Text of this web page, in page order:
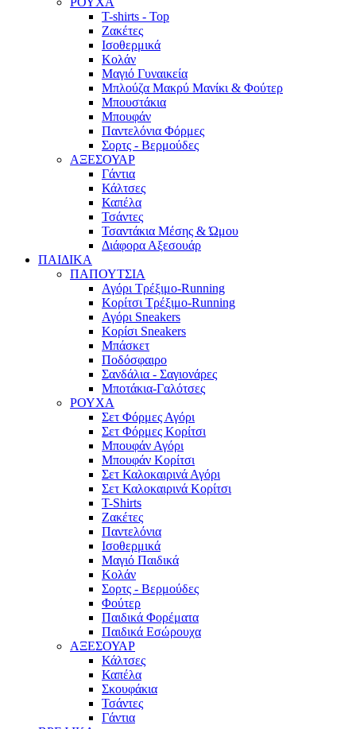
T-shirts - Top
Ζακέτες
Ισοθερμικά
Κολάν
Μαγιό Γυναικεία
Μπλούζα Μακρύ Μανίκι & Φούτερ
Μπουστάκια
Μπουφάν
Παντελόνια Φόρμες
Σορτς - Βερμούδες
ΑΞΕΣΟΥΑΡ
Γάντια
Κάλτσες
Καπέλα
Τσάντες
Τσαντάκια Μέσης & Ώμου
Διάφορα Αξεσουάρ
ΠΑΙΔΙΚΑ
ΠΑΠΟΥΤΣΙΑ
Αγόρι Τρέξιμο-Running
Κορίτσι Τρέξιμο-Running
Αγόρι Sneakers
Κορίσι Sneakers
Μπάσκετ
Ποδόσφαιρο
Σανδάλια - Σαγιονάρες
Μποτάκια-Γαλότσες
ΡΟΥΧΑ
Σετ Φόρμες Αγόρι
Σετ Φόρμες Κορίτσι
Μπουφάν Αγόρι
Μπουφάν Κορίτσι
Σετ Καλοκαιρινά Αγόρι
Σετ Καλοκαιρινά Κορίτσι
T-Shirts
Ζακέτες
Παντελόνια
Ισοθερμικά
Μαγιό Παιδικά
Κολάν
Σορτς - Βερμούδες
Φούτερ
Παιδικά Φορέματα
Παιδικά Εσώρουχα
ΑΞΕΣΟΥΑΡ
Κάλτσες
Καπέλα
Σκουφάκια
Τσάντες
Γάντια